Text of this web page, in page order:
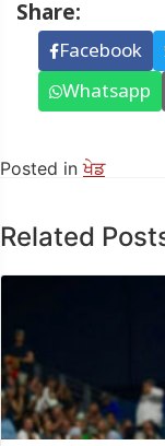
Share:
Facebook
Whatsapp
Posted inਖੇਡ
Related